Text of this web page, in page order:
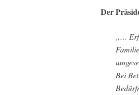
Der
„…
Bei